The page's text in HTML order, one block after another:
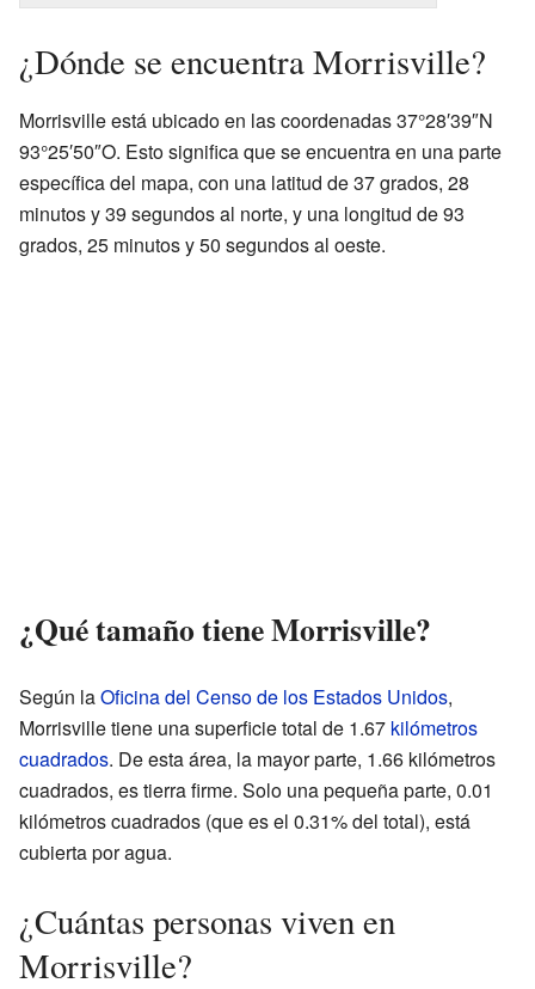
¿Dónde se encuentra Morrisville?
Morrisville está ubicado en las coordenadas 37°28′39″N
93°25′50″O. Esto significa que se encuentra en una parte
específica del mapa, con una latitud de 37 grados, 28
minutos y 39 segundos al norte, y una longitud de 93
grados, 25 minutos y 50 segundos al oeste.
¿Qué tamaño tiene Morrisville?
Según laOficina del Censo de los Estados Unidos,
Morrisville tiene una superficie total de 1.67 kilómetros
cuadrados. De esta área, la mayor parte, 1.66 kilómetros
cuadrados, es tierra firme. Solo una pequeña parte, 0.01
kilómetros cuadrados (que es el 0.31% del total), está
cubierta por agua.
¿Cuántas personas viven en
Morrisville?